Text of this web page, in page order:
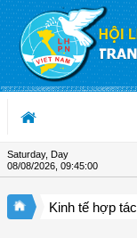
Skip to Content
Saturday, Day
08/08/2026 09:45:00
Kinh tế hợp tác